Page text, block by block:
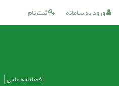
ثبت نام ورود به سامانه
فصلنامه علمی